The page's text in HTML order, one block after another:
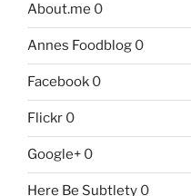
About.me 0
Annes Foodblog 0
Facebook 0
Flickr 0
Google+ 0
Here Be Subtlety 0